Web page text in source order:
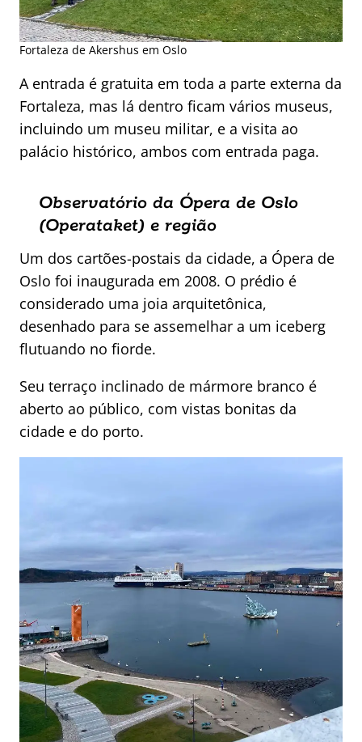
Fortaleza de Akershus em Oslo
A entrada é gratuita em toda a parte externa da
Fortaleza, mas lá dentro ficam vários museus,
incluindo um museu militar, e a visita ao
palácio histórico, ambos com entrada paga.
Observatório da Ópera de Oslo
(Operataket) e região
Um dos cartões-postais da cidade, a Ópera de
Oslo foi inaugurada em 2008. O prédio é
considerado uma joia arquitetônica,
desenhado para se assemelhar a um iceberg
flutuando no fiorde.
Seu terraço inclinado de mármore branco é
aberto ao público, com vistas bonitas da
cidade e do porto.